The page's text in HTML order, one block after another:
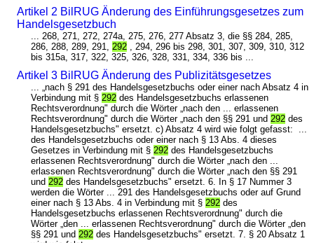
Artikel 2 BilRUG Änderung des Einführungsgesetzes zum
Handelsgesetzbuch
... 268, 271, 272, 274a, 275, 276, 277 Absatz 3, die §§ 284, 285,
286, 288, 289, 291,292 , 294, 296 bis 298, 301, 307, 309, 310, 312
bis 315a, 317, 322, 325, 326, 328, 331, 334, 336 bis ...
Artikel 3 BilRUG Änderung des Publizitätsgesetzes
... „nach § 291 des Handelsgesetzbuchs oder einer nach Absatz 4 in
Verbindung mit §292 des Handelsgesetzbuchs erlassenen
Rechtsverordnung" durch die Wörter „nach den ... erlassenen
Rechtsverordnung" durch die Wörter „nach den §§ 291 und292 des
Handelsgesetzbuchs" ersetzt. c) Absatz 4 wird wie folgt gefasst: ...
des Handelsgesetzbuchs oder einer nach § 13 Abs. 4 dieses
Gesetzes in Verbindung mit §292 des Handelsgesetzbuchs
erlassenen Rechtsverordnung" durch die Wörter „nach den ...
erlassenen Rechtsverordnung" durch die Wörter „nach den §§ 291
und292 des Handelsgesetzbuchs" ersetzt. 6. In § 17 Nummer 3
werden die Wörter ... 291 des Handelsgesetzbuchs oder auf Grund
einer nach § 13 Abs. 4 in Verbindung mit §292 des
Handelsgesetzbuchs erlassenen Rechtsverordnung" durch die
Wörter „den ... erlassenen Rechtsverordnung" durch die Wörter „den
§§ 291 und292 des Handelsgesetzbuchs" ersetzt. 7. § 20 Absatz 1